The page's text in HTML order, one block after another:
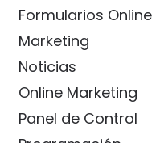
Formularios Online
Marketing
Noticias
Online Marketing
Panel de Control